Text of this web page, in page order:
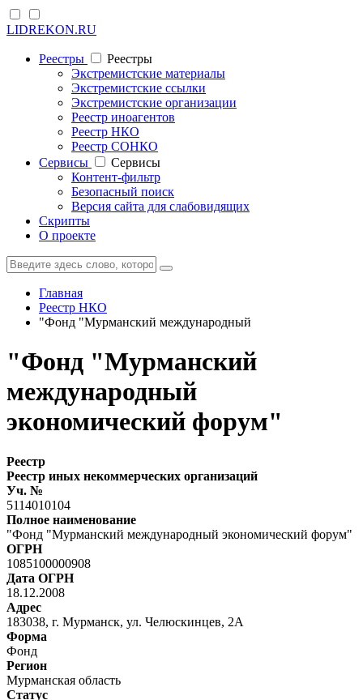
LIDREKON.RU
Реестры
Реестры
Экстремистские материалы
Экстремистские ссылки
Экстремистские организации
Реестр иноагентов
Реестр НКО
Реестр СОНКО
Cервисы
Cервисы
Контент-фильтр
Безопасный поиск
Версия сайта для слабовидящих
Скрипты
О проекте
Главная
Реестр НКО
"Фонд "Мурманский международный
"Фонд "Мурманский
международный
экономический форум"
Реестр
Реестр иных некоммерческих организаций
Уч. №
5114010104
Полное наименование
"Фонд "Мурманский международный экономический форум"
ОГРН
1085100000908
Дата ОГРН
18.12.2008
Адрес
183038, г. Мурманск, ул. Челюскинцев, 2А
Форма
Фонд
Регион
Мурманская область
Статус